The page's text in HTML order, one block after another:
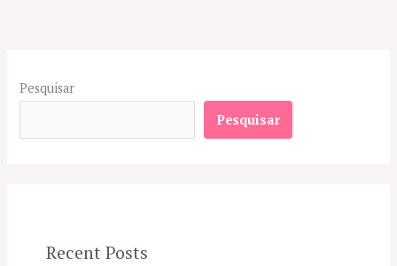
Pesquisar
Pesquisar
Recent Posts